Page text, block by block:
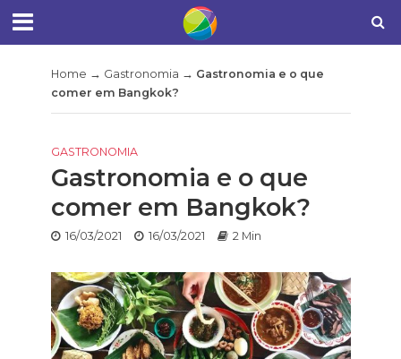
Home → Gastronomia → Gastronomia e o que
comer em Bangkok?
GASTRONOMIA
Gastronomia e o que
comer em Bangkok?
16/03/2021 16/03/2021 2 Min